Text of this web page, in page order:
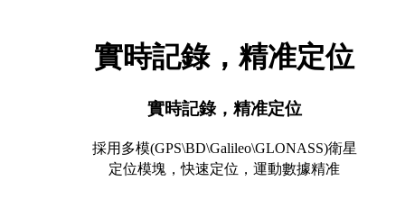
實時記錄，精准定位
實時記錄，精准定位
採用多模(GPS\BD\Galileo\GLONASS)衛星
定位模塊，快速定位，運動數據精准